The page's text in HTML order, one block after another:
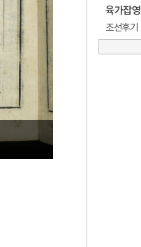
8
천수경
9
경의선
10
광주학생운동
육가잡영